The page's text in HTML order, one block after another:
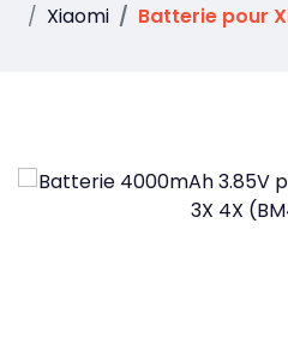
Xiaomi
Batterie pour